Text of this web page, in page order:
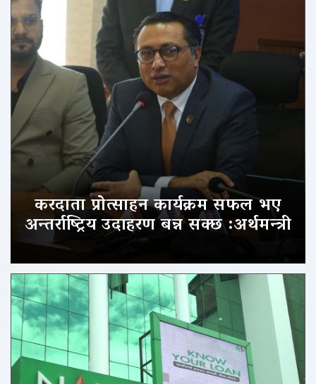
करदाता प्रोत्साहन कार्यक्रम सफल भए
अन्तर्राष्ट्रिय उदाहरण बन्न सक्छ :अर्थमन्त्री